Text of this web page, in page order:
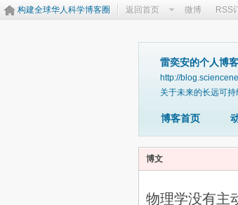
构建全球华人科学博客圈 返回首页 微博 RSS
雷奕安的个人博客
http://
关于未来的长远可
博客首页
博文
物理学没有主